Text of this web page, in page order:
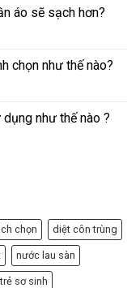
áo sẽ sạch hơn?
chọn như thế nào?
như thế nào ?
chọn diệt côn trùng
nước lau sàn
trẻ sơ sinh